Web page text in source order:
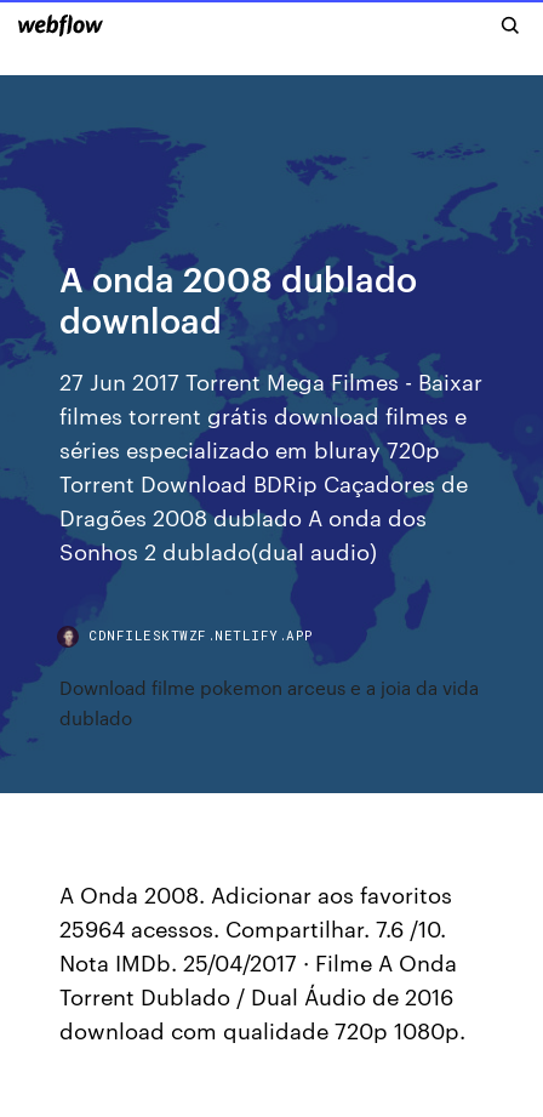
A onda 2008 dublado
download
27 Jun 2017 Torrent Mega Filmes - Baixar
filmes torrent grátis download filmes e
séries especializado em bluray 720p
Torrent Download BDRip Caçadores de
Dragões 2008 dublado A onda dos
Sonhos 2 dublado(dual audio)
CDNFILESKTWZF.NETLIFY.APP
Download filme pokemon arceus e a joia da vida
dublado
A Onda 2008. Adicionar aos favoritos
25964 acessos. Compartilhar. 7.6 /10.
Nota IMDb. 25/04/2017 · Filme A Onda
Torrent Dublado / Dual Áudio de 2016
download com qualidade 720p 1080p.